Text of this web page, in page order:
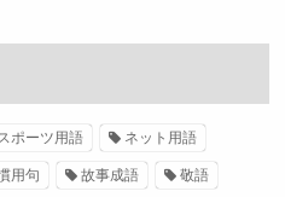
ポーツ用語 ネット用語
用句 故事成語 敬語